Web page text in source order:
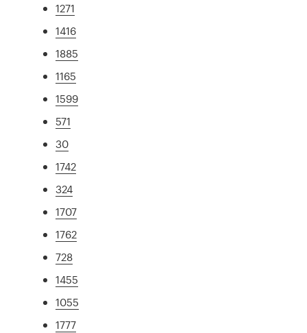
1271
1416
1885
1165
1599
571
30
1742
324
1707
1762
728
1455
1055
1777